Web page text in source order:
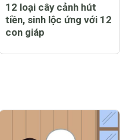
12 loại cây cảnh hút
tiền, sinh lộc ứng với 12
con giáp